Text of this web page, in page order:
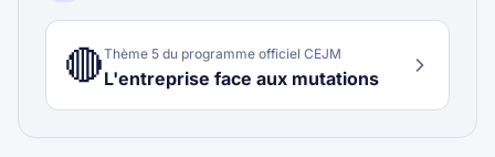
🔴Thème 5 du programme officiel CEJM
L'entreprise face aux mutations